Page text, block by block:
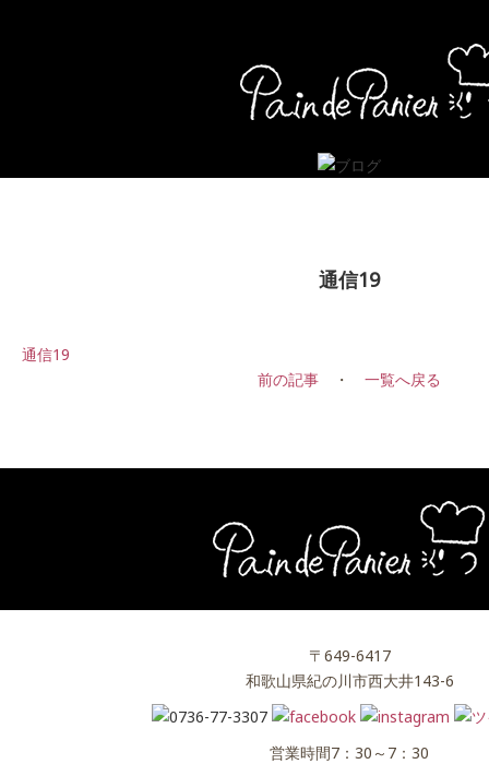
通信19
通信19
前の記事 ・ 一覧へ戻る
〒649-6417
和歌山県紀の川市西大井143-6
営業時間7：30～7：30